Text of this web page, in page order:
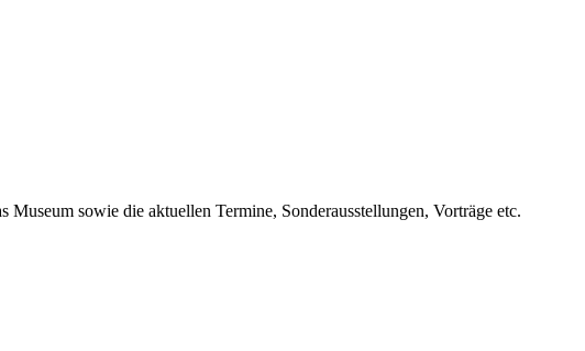
sowie die aktuellen Termine, Sonderausstellungen, Vorträge etc.